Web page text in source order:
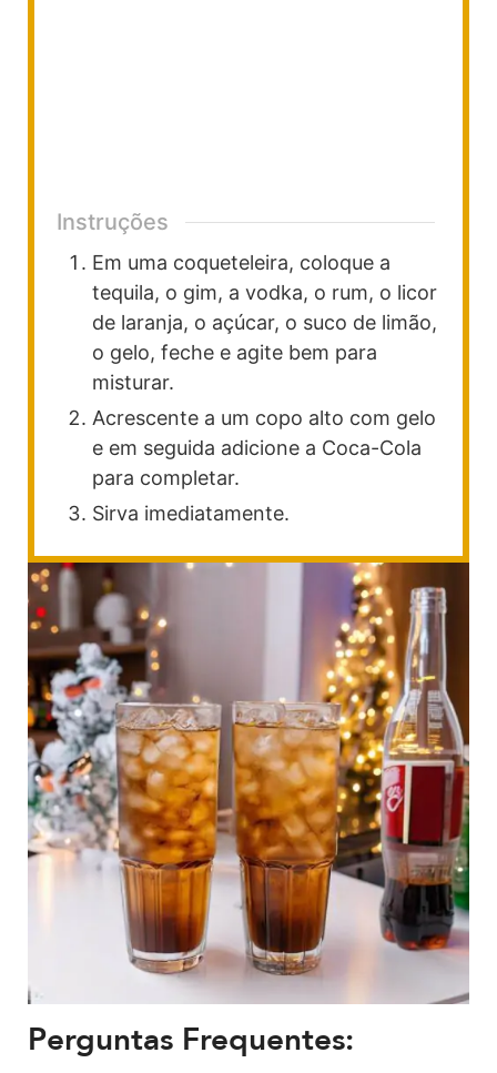
Instruções
Em uma coqueteleira, coloque a
tequila, o gim, a vodka, o rum, o licor
de laranja, o açúcar, o suco de limão,
o gelo, feche e agite bem para
misturar.
Acrescente a um copo alto com gelo
e em seguida adicione a Coca-Cola
para completar.
Sirva imediatamente.
Perguntas Frequentes: